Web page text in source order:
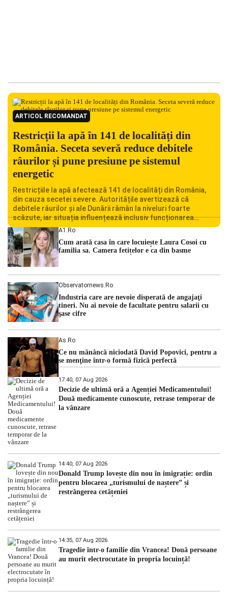
ARTICOL RECOMANDAT
Restricții la apă în 141 de localități din
România. Seceta severă reduce debitele
râurilor și pune presiune pe sistemul
energetic
Restricțiile la apă afectează 141 de localități din România,
din cauza secetei severe. Autoritățile avertizează că
debitele râurilor și ale Dunării rămân la niveluri foarte
scăzute, iar situația influențează inclusiv funcționarea
Centralei Nucleare de la Cernavodă. România se confruntă
cu una dintre cele mai dificile perioade din punct de vedere
hidrologic din ultimii ani. Lipsa […]
A1.ro
Cum arată casa în care locuiește Laura Cosoi cu
familia sa. Camera fetițelor e ca din basme
Observatornews.ro
Industria care are nevoie disperată de angajaţi
tineri. Nu ai nevoie de facultate pentru salarii cu
şase cifre
As.ro
Ce nu mănâncă niciodată David Popovici, pentru a
se menţine într-o formă fizică perfectă
17:40, 07 Aug 2026
Decizie de ultimă oră a Agenției Medicamentului!
Două medicamente cunoscute, retrase temporar de
la vânzare
14:40, 07 Aug 2026
Donald Trump lovește din nou în imigrație: ordin
pentru blocarea „turismului de naștere” și
restrângerea cetățeniei
14:35, 07 Aug 2026
Tragedie într-o familie din Vrancea! Două persoane
au murit electrocutate în propria locuință!